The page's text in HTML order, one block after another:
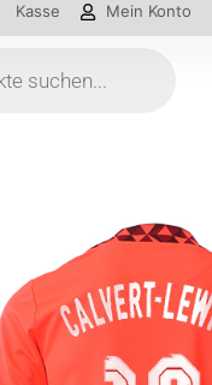
Kasse Mein Konto